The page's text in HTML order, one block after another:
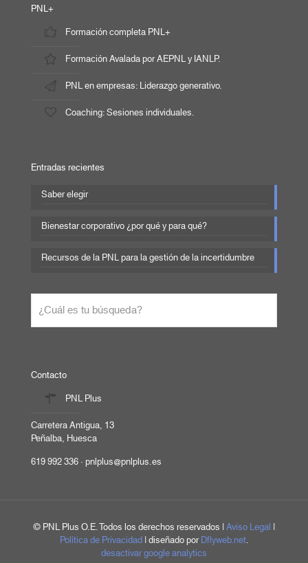
PNL+
Formación completa PNL+
Formación Avalada por AEPNL y IANLP.
PNL en empresas: Liderazgo generativo.
Coaching: Sesiones individuales.
Entradas recientes
Saber elegir
Bienestar corporativo ¿por qué y para qué?
Recursos de la PNL para la gestión de la incertidumbre
Contacto
PNL Plus
Carretera Antigua, 13
Peñalba, Huesca
619 992 336 · pnlplus@pnlplus.es
© PNL Plus O.E. Todos los derechos reservados |Aviso Legal |
Política de Privacidad| diseñado porDflyweb.net.
desactivar google analytics